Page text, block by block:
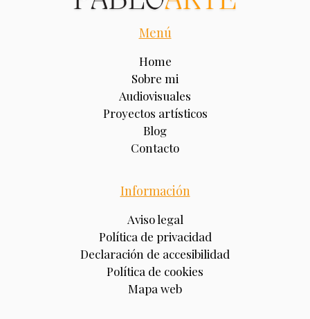
Menú
Home
Sobre mi
Audiovisuales
Proyectos artísticos
Blog
Contacto
Información
Aviso legal
Política de privacidad
Declaración de accesibilidad
Política de cookies
Mapa web